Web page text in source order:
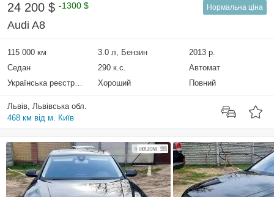
24 200 $ -1300 $ Нормальна ціна
Audi A8
115 000 км 3.0 л, Бензин
2013 р.
Седан
290 к.с.
Автомат
Українська реєстрація
Хороший Повний
Львів, Львівська обл.
468 км від м. Київ